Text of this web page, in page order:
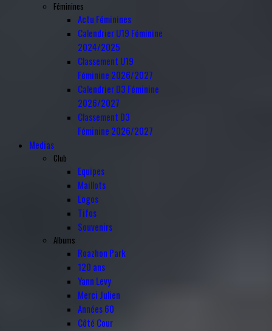
Féminines
Actu Féminines
Calendrier U19 Féminine
2024/2025
Classement U19
Féminine 2026/2027
Calendrier D3 Féminine
2026/2027
Classement D3
Féminine 2026/2027
Medias
Club
Equipes
Maillots
Logos
Tifos
Souvenirs
Albums
Roazhon Park
120 ans
Yann Levy
Merci Julien
Années 60
Côté Cour